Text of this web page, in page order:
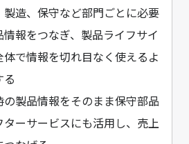
製造、保守など部門ごとに必要
情報をつなぎ、製品ライフサイ
体で情報を切れ目なく使えるよ
る
の製品情報をそのまま保守部品
ターサービスにも活用し、売上